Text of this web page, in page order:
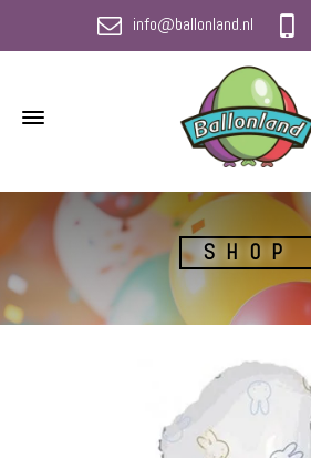
info@ballonland.nl
SHOP